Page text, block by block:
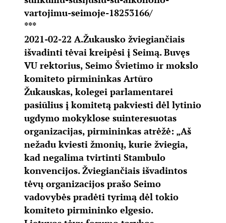
vartojimu-seimoje-18253166/
***
2021-02-22 A.Žukausko žviegiančiais
išvadinti tėvai kreipėsi į Seimą. Buvęs
VU rektorius, Seimo Švietimo ir mokslo
komiteto pirmininkas Artūro
Žukauskas, kolegei parlamentarei
pasiūlius į komitetą pakviesti dėl lytinio
ugdymo mokyklose suinteresuotas
organizacijas, pirmininkas atrėžė: „Aš
nežadu kviesti žmonių, kurie žviegia,
kad negalima tvirtinti Stambulo
konvencijos. Žviegiančiais išvadintos
tėvų organizacijos prašo Seimo
vadovybės pradėti tyrimą dėl tokio
komiteto pirmininko elgesio.